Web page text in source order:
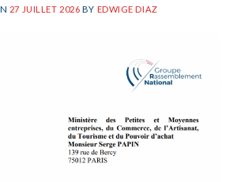
27 JUILLET 2026 BY EDWIGE DIAZ